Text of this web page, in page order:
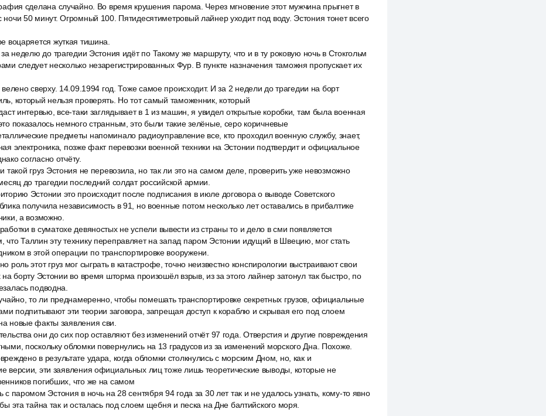
сделана случайно. Во время крушения парома. Через мгновение этот мужчина прыгнет в
ночи 50 минут. Огромный 100. Пятидесятиметровый лайнер уходит под воду. Эстония тонет всего
воцаряется жуткая тишина.
неделю до трагедии Эстония идёт по Такому же маршруту, что и в ту роковую ночь в Стокгольм
следует несколько незарегистрированных Фур. В пункте назначения таможня пропускает их
сверху. 14.09.1994 год. Тоже самое происходит. И за 2 недели до трагедии на борт
который нельзя проверять. Но тот самый таможенник, который
интервью, все-таки заглядывает в 1 из машин, я увидел открытые коробки, там была военная
показалось немного странным, это были такие зелёные, серо коричневые
предметы напоминало радиоуправление все, кто проходил военную службу, знает,
электроника, позже факт перевозки военной техники на Эстонии подтвердит и официальное
согласно отчёту.
такой груз Эстония не перевозила, но так ли это на самом деле, проверить уже невозможно
до трагедии последний солдат российской армии.
Эстонии это происходит после подписания в июле договора о выводе Советского
получила независимость в 91, но военные потом несколько лет оставались в прибалтике
а возможно.
в суматохе девяностых не успели вывести из страны то и дело в сми появляется
Таллин эту технику переправляет на запад паром Эстонии идущий в Швецию, мог стать
в этой операции по транспортировке вооружени.
роль этот груз мог сыграть в катастрофе, точно неизвестно конспирологии выстраивают свои
на борту Эстонии во время шторма произошёл взрыв, из за этого лайнер затонул так быстро, по
подводна.
то ли преднамеренно, чтобы помешать транспортировке секретных грузов, официальные
подпитывают эти теории заговора, запрещая доступ к кораблю и скрывая его под слоем
новые факты заявления сви.
они до сих пор оставляют без изменений отчёт 97 года. Отверстия и другие повреждения
поскольку обломки повернулись на 13 градусов из за изменений морского Дна. Похоже.
в результате удара, когда обломки столкнулись с морским Дном, но, как и
версии, эти заявления официальных лиц тоже лишь теоретические выводы, которые не
погибших, что же на самом
с паромом Эстония в ночь на 28 сентября 94 года за 30 лет так и не удалось узнать, кому-то явно
эта тайна так и осталась под слоем щебня и песка на Дне балтийского моря.